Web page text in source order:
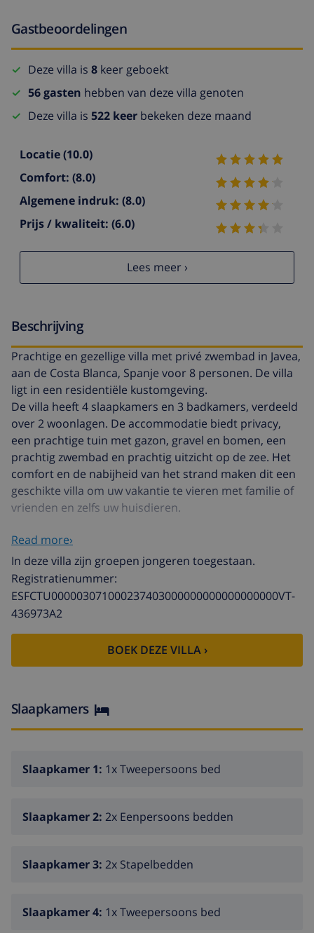
Gastbeoordelingen
Deze villa is 8 keer geboekt
56 gasten hebben van deze villa genoten
Deze villa is 522 keer bekeken deze maand
Locatie(10.0)
Comfort: (8.0)
Algemene indruk: (8.0)
Prijs / kwaliteit: (6.0)
Lees meer ›
Beschrijving
Prachtige en gezellige villa met privé zwembad in Javea,
aan de Costa Blanca, Spanje voor 8 personen. De villa
ligt in een residentiële kustomgeving.
De villa heeft 4 slaapkamers en 3 badkamers, verdeeld
over 2 woonlagen. De accommodatie biedt privacy,
een prachtige tuin met gazon, gravel en bomen, een
prachtig zwembad en prachtig uitzicht op de zee. Het
comfort en de nabijheid van het strand maken dit een
geschikte villa om uw vakantie te vieren met familie of
vrienden en zelfs uw huisdieren.
Interieur van de villa
villa met 2 woonlagen
woon-/eetkamer met televisie
woonkamer
open haard in de woonkamer (hout)
4 slaapkamers en 3 badkamers
wasmachine in de keuken
keuken met gasfornuis, electrische oven,
koffiezetapparaat, waterkoker, mixer en
broodrooster
Slaapkamers en badkamers
slaapkamer met 2 eenpersoonsbedden
Read more›
In deze villa zijn groepen jongeren toegestaan.
Registratienummer:
ESFCTU000003071000237403000000000000000000VT-
436973A2
BOEK DEZE VILLA ›
Slaapkamers
Slaapkamer 1: 1x Tweepersoons bed
Slaapkamer 2: 2x Eenpersoons bedden
Slaapkamer 3: 2x Stapelbedden
Slaapkamer 4: 1x Tweepersoons bed